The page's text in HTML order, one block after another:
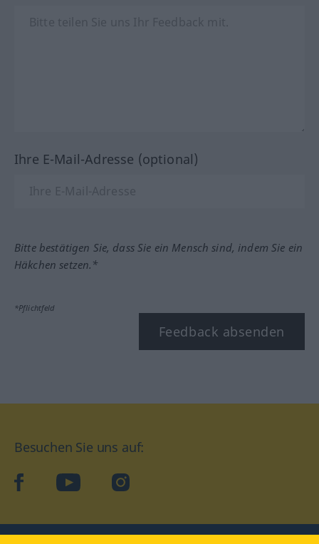
Ihre E-Mail-Adresse (optional)
Bitte bestätigen Sie, dass Sie ein Mensch sind, indem Sie ein
Häkchen setzen.*
*Pflichtfeld
Feedback absenden
Besuchen Sie uns auf:
facebookYouTube Instagram